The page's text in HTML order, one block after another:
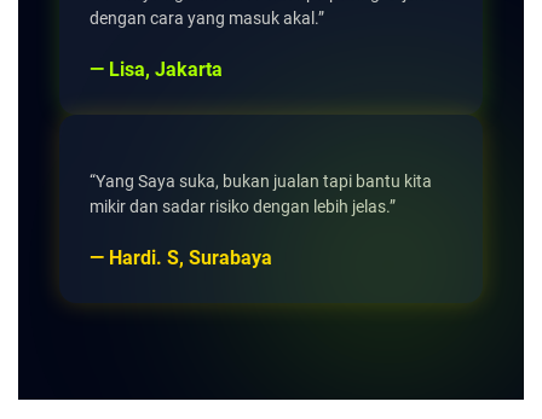
dengan cara yang masuk akal.”
— Lisa, Jakarta
“Yang Saya suka, bukan jualan tapi bantu kita
mikir dan sadar risiko dengan lebih jelas.”
— Hardi. S, Surabaya